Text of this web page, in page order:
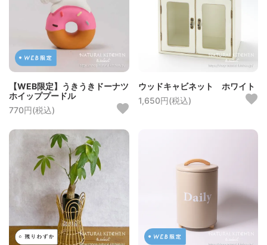
【WEB限定】うきうきドーナツ
ホイッププードル
770円(税込)
ウッドキャビネット ホワイト
1,650円(税込)